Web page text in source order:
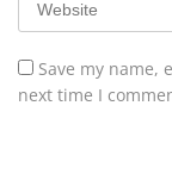
Save my name,
next time I